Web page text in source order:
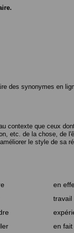
des synonymes en
contexte que ceux
etc. de la chose, de
le style de sa
en
travail
en fait